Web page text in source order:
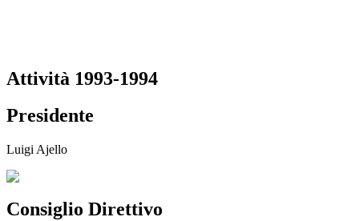
Attività 1993-1994
Presidente
Luigi Ajello
Consiglio Direttivo